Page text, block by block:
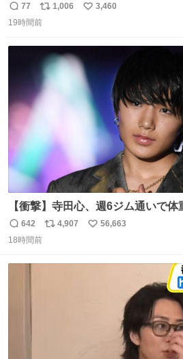
返
信
77
リ
ポ
ト
数
1,006
い
3,460
19時間前
【衝撃】寺田心、週6ジム通いで
のベンチプレス持ち上げる姿披露
news.livedoor.com/article/detail… 元々自重のみだった
のためおにぎり10個、ゼリー飲料
千kcalオーバーの食事を摂取し、
返
信
642
リ
4,907
い
56,663
18時間前